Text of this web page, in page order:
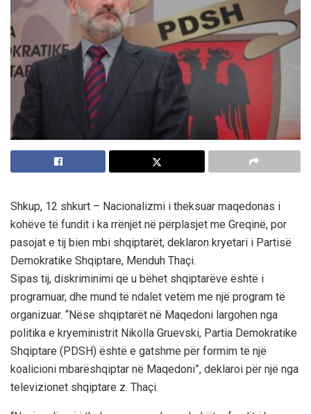
Shkup, 12 shkurt – Nacionalizmi i theksuar maqedonas i
kohëve të fundit i ka rrënjët në përplasjet me Greqinë, por
pasojat e tij bien mbi shqiptarët, deklaron kryetari i Partisë
Demokratike Shqiptare, Menduh Thaçi.
Sipas tij, diskriminimi që u bëhet shqiptarëve është i
programuar, dhe mund të ndalet vetëm me një program të
organizuar. “Nëse shqiptarët në Maqedoni largohen nga
politika e kryeministrit Nikolla Gruevski, Partia Demokratike
Shqiptare (PDSH) është e gatshme për formim të një
koalicioni mbarëshqiptar në Maqedoni”, deklaroi për një nga
televizionet shqiptare z. Thaçi.